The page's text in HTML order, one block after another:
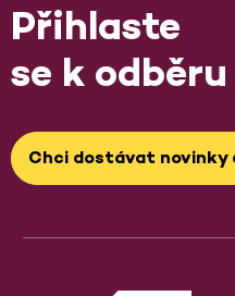
Přihlaste
se k
Chci dostávat novinky